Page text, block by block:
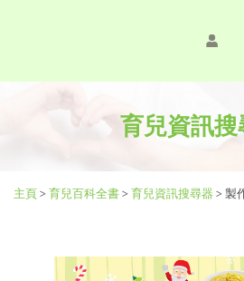
育兒資訊
主頁> 育兒百科全書> 育兒資訊搜尋器 > 製